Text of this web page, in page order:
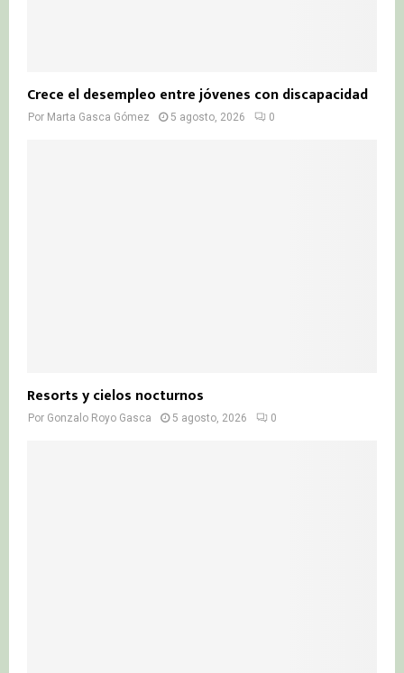
Crece el desempleo entre jóvenes con discapacidad
Por Marta Gasca Gómez 5 agosto, 2026 0
Resorts y cielos nocturnos
Por Gonzalo Royo Gasca 5 agosto, 2026 0